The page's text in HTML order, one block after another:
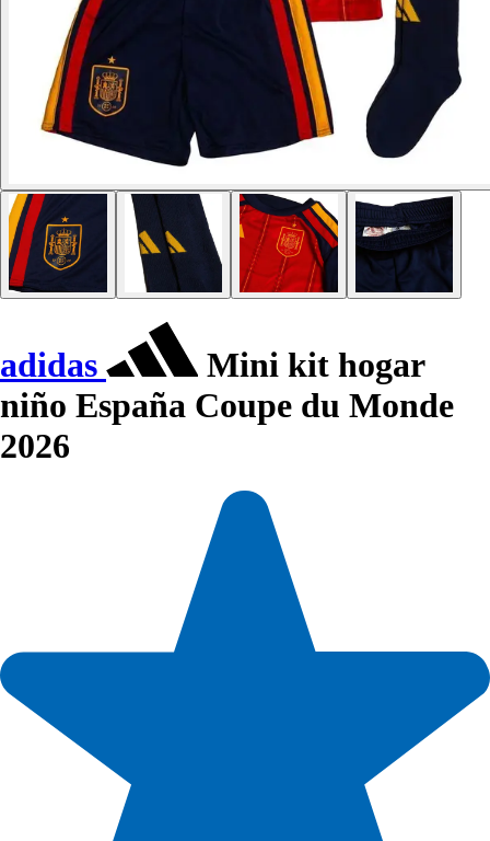
adidas
Mini kit hogar
niño España Coupe du Monde
2026